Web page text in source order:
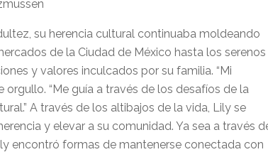
su herencia cultural continuaba moldeando
de la Ciudad de México hasta los serenos
y valores inculcados por su familia. “Mi
orgullo. “Me guía a través de los desafíos de la
A través de los altibajos de la vida, Lily se
y elevar a su comunidad. Ya sea a través
encontró formas de mantenerse conectada con